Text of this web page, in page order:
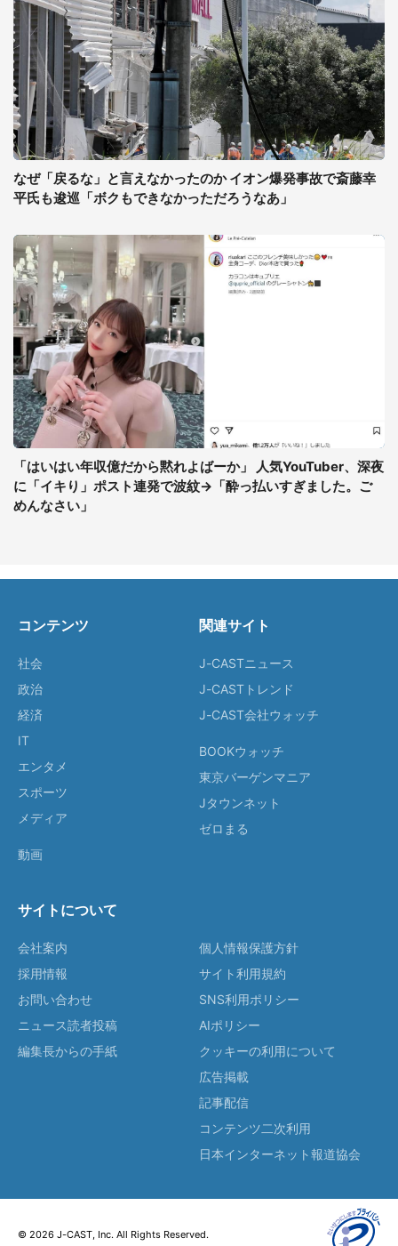
なぜ「戻るな」と言えなかったのか イオン爆発事故で斎藤幸
平氏も逡巡「ボクもできなかっただろうなあ」
「はいはい年収億だから黙れよばーか」 人気YouTuber、深夜
に「イキり」ポスト連発で波紋→「酔っ払いすぎました。ご
めんなさい」
コンテンツ
社会
政治
経済
IT
エンタメ
スポーツ
メディア
動画
関連サイト
J-CASTニュース
J-CASTトレンド
J-CAST会社ウォッチ
BOOKウォッチ
東京バーゲンマニア
Jタウンネット
ゼロまる
サイトについて
会社案内
採用情報
お問い合わせ
ニュース読者投稿
編集長からの手紙
個人情報保護方針
サイト利用規約
SNS利用ポリシー
AIポリシー
クッキーの利用について
広告掲載
記事配信
コンテンツ二次利用
日本インターネット報道協会
© 2026 J-CAST, Inc. All Rights Reserved.